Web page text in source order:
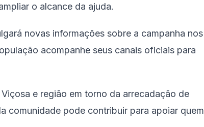
o alcance da ajuda.
novas informações sobre a campanha nos
acompanhe seus canais oficiais para
e região em torno da arrecadação de
comunidade pode contribuir para apoiar quem